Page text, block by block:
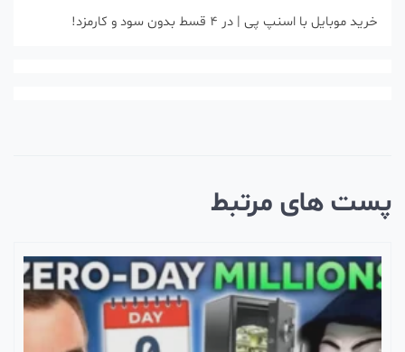
خرید موبایل با اسنپ پی | در ۴ قسط بدون سود و کارمزد!
های مرتبط